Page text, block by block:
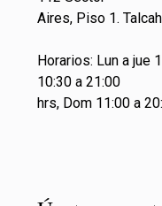
Aires, Piso 1.
Horarios: Lun a jue
10:30 a 21:00
hrs, Dom 11:00 a